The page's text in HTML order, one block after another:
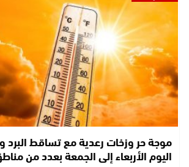
موجة حر وزخات رعدية مع تساقط البرد
اليوم الأربعاء إلى الجمعة بعدد من